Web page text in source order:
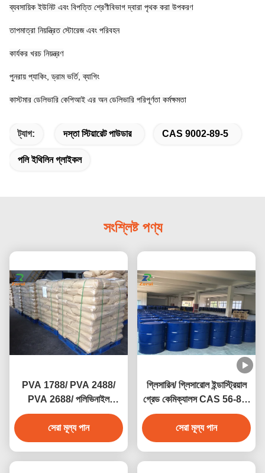
ব্যবসায়িক ইউনিট এবং বিপত্তি শ্রেণীবিভাগ দ্বারা পৃথক করা উপকরণ
তাপমাত্রা নিয়ন্ত্রিত স্টোরেজ এবং পরিবহন
কার্যকর খরচ নিয়ন্ত্রণ
পুনরায় প্যাকিং, ড্রাম ভর্তি, ব্যাগিং
কাস্টমার ডেলিভারি কেপিআই এর অন ডেলিভারি পরিপূর্ণতা কর্মক্ষমতা
ট্যাগ: দস্তা স্টিয়ারেট পাউডার CAS 9002-89-5
পলি ইথিলিন গ্লাইকল
সংশ্লিষ্ট পণ্য
PVA 1788/ PVA 2488/
PVA 2688/ পলিভিনাইল
অ্যালকোহল CAS 9002-89-5
সেরা মূল্য পান
গ্লিসারিন/ গ্লিসারোল ইন্ডাস্ট্রিয়াল
গ্রেড কেমিক্যালস CAS 56-81-
5
সেরা মূল্য পান